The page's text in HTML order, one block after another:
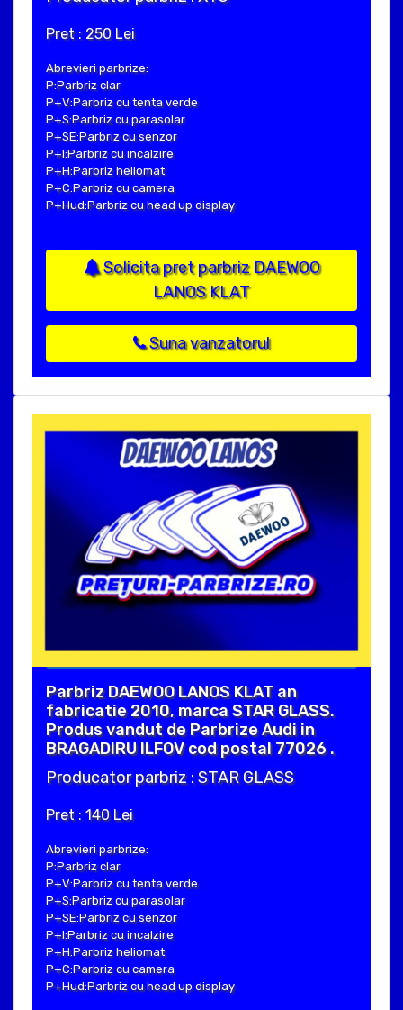
Pret : 250 Lei
Abrevieri parbrize:
P:Parbriz clar
P+V:Parbriz cu tenta verde
P+S:Parbriz cu parasolar
P+SE:Parbriz cu senzor
P+I:Parbriz cu incalzire
P+H:Parbriz heliomat
P+C:Parbriz cu camera
P+Hud:Parbriz cu head up display
Solicita pret parbriz DAEWOO
LANOS KLAT
Suna vanzatorul
Parbriz DAEWOO LANOS KLAT an
fabricatie 2010, marca STAR GLASS.
Produs vandut de Parbrize Audi in
BRAGADIRU ILFOV cod postal 77026 .
Producator parbriz : STAR GLASS
Pret : 140 Lei
Abrevieri parbrize:
P:Parbriz clar
P+V:Parbriz cu tenta verde
P+S:Parbriz cu parasolar
P+SE:Parbriz cu senzor
P+I:Parbriz cu incalzire
P+H:Parbriz heliomat
P+C:Parbriz cu camera
P+Hud:Parbriz cu head up display